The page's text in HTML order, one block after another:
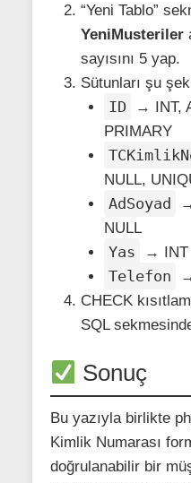
“Yeni Tablo”
YeniMusteriler
sayısını 5 yap.
Sütunları şu
ID
→ INT,
PRIMARY
NULL,
AdSoyad
NULL
Yas → INT
Telefon
CHECK
SQL
Sonuç
Bu yazıyla birlikte
Kimlik Numarası
doğrulanabilir bir